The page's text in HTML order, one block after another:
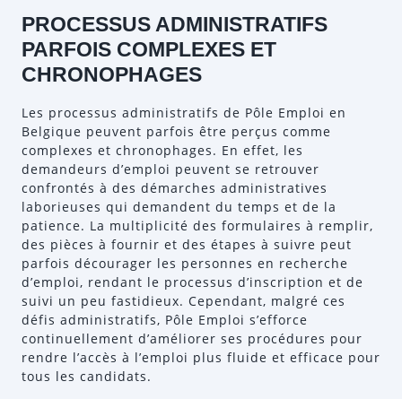
PROCESSUS ADMINISTRATIFS
PARFOIS COMPLEXES ET
CHRONOPHAGES
Les processus administratifs de Pôle Emploi en
Belgique peuvent parfois être perçus comme
complexes et chronophages. En effet, les
demandeurs d’emploi peuvent se retrouver
confrontés à des démarches administratives
laborieuses qui demandent du temps et de la
patience. La multiplicité des formulaires à remplir,
des pièces à fournir et des étapes à suivre peut
parfois décourager les personnes en recherche
d’emploi, rendant le processus d’inscription et de
suivi un peu fastidieux. Cependant, malgré ces
défis administratifs, Pôle Emploi s’efforce
continuellement d’améliorer ses procédures pour
rendre l’accès à l’emploi plus fluide et efficace pour
tous les candidats.